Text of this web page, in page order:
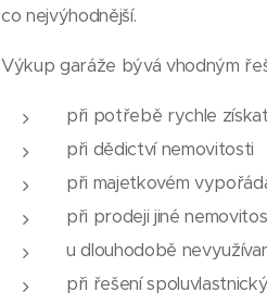
co nejvýhodnější.
Výkup garáže bývá vhodným
při potřebě rychle
při dědictví nemovitosti
při majetkovém
při prodeji jiné
u dlouhodobě
při řešení